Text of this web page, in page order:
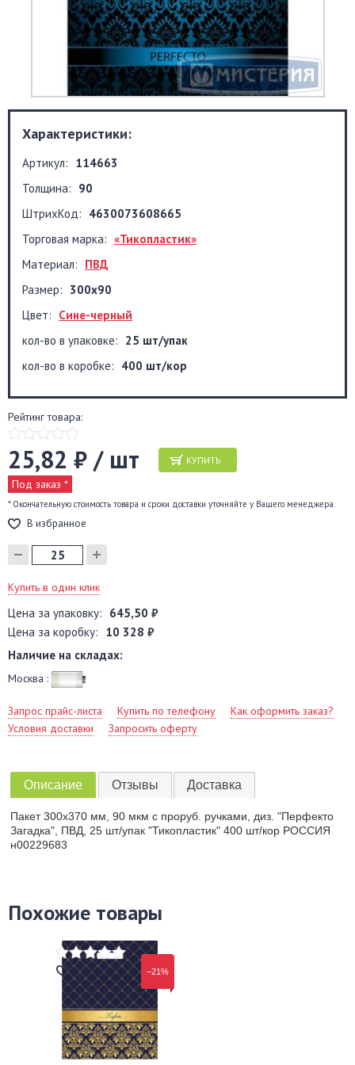
Характеристики:
Артикул: 114663
Толщина: 90
ШтрихКод: 4630073608665
Торговая марка: «Тикопластик»
Материал: ПВД
Размер: 300x90
Цвет: Сине-черный
кол-во в упаковке: 25 шт/упак
кол-во в коробке: 400 шт/кор
Рейтинг товара:
25,82 ₽ / шт КУПИТЬ
Под заказ *
* Окончательную стоимость товара и сроки доставки уточняйте у Вашего менеджера.
В избранное
Купить в один клик
Цена за упаковку: 645,50 ₽
Цена за коробку: 10 328 ₽
Наличие на складах:
Москва :
Запрос прайс-листа Купить по телефону
Как оформить заказ?
Условия доставки
Запросить оферту
Описание Отзывы Доставка
Пакет 300х370 мм, 90 мкм с проруб. ручками, диз. "Перфекто
Загадка", ПВД, 25 шт/упак "Тикопластик" 400 шт/кор РОССИЯ
н00229683
Похожие товары
−21%